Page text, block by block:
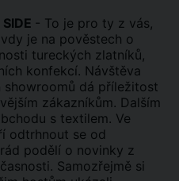
- To je pro ty z vás,
je na pověstech o
tureckých zlatníků,
konfekcí. Návštěva
dá příležitost
zákazníkům. Dalším
s textilem. Ve
odtrhnout se od
podělí o novinky z
Samozřejmě si